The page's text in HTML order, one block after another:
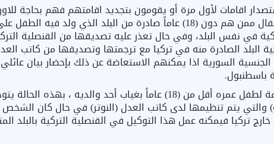
اقامات لأول مرة أو يقومون بتجديد اقامتهم فهم بحاجة
المذكورة سابقا إضافةً الى شهادات ميلاد الأطفال ممن هم دون (18) عاماً صادرة من البلد الذي ولد فيه
في نفس البلد، وفي حال تعذر عليه تصديقها من القنصلية
البلد الصادرة منه في تركيا مع ترجمتها وتصديقها من كاتب
السورية اذا يمكنهم الاستعاضة عن ذلك بإحضار بيان عائلي
باسطنبول.
2- الحالة الأخرى تكون عند الحاجة لاستخراج إقامة لطفل عمره أقل من (18) عاماً بغياب أحد والديه ، بهذه
يتم تنظيمها لدى كاتب العدل (النوتر) في حال كان الشخص
تركيا فيمكنه عمل هذا التوكيل في القنصلية التركية بالبلد